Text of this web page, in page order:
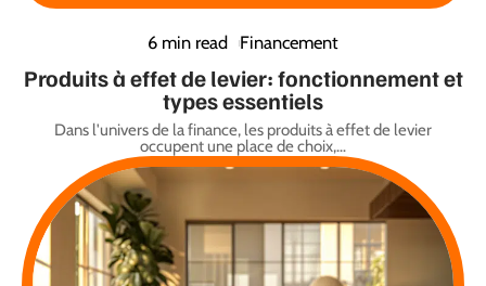
6 min read Financement
Produits à effet de levier: fonctionnement et
types essentiels
Dans l'univers de la finance, les produits à effet de levier
occupent une place de choix,…